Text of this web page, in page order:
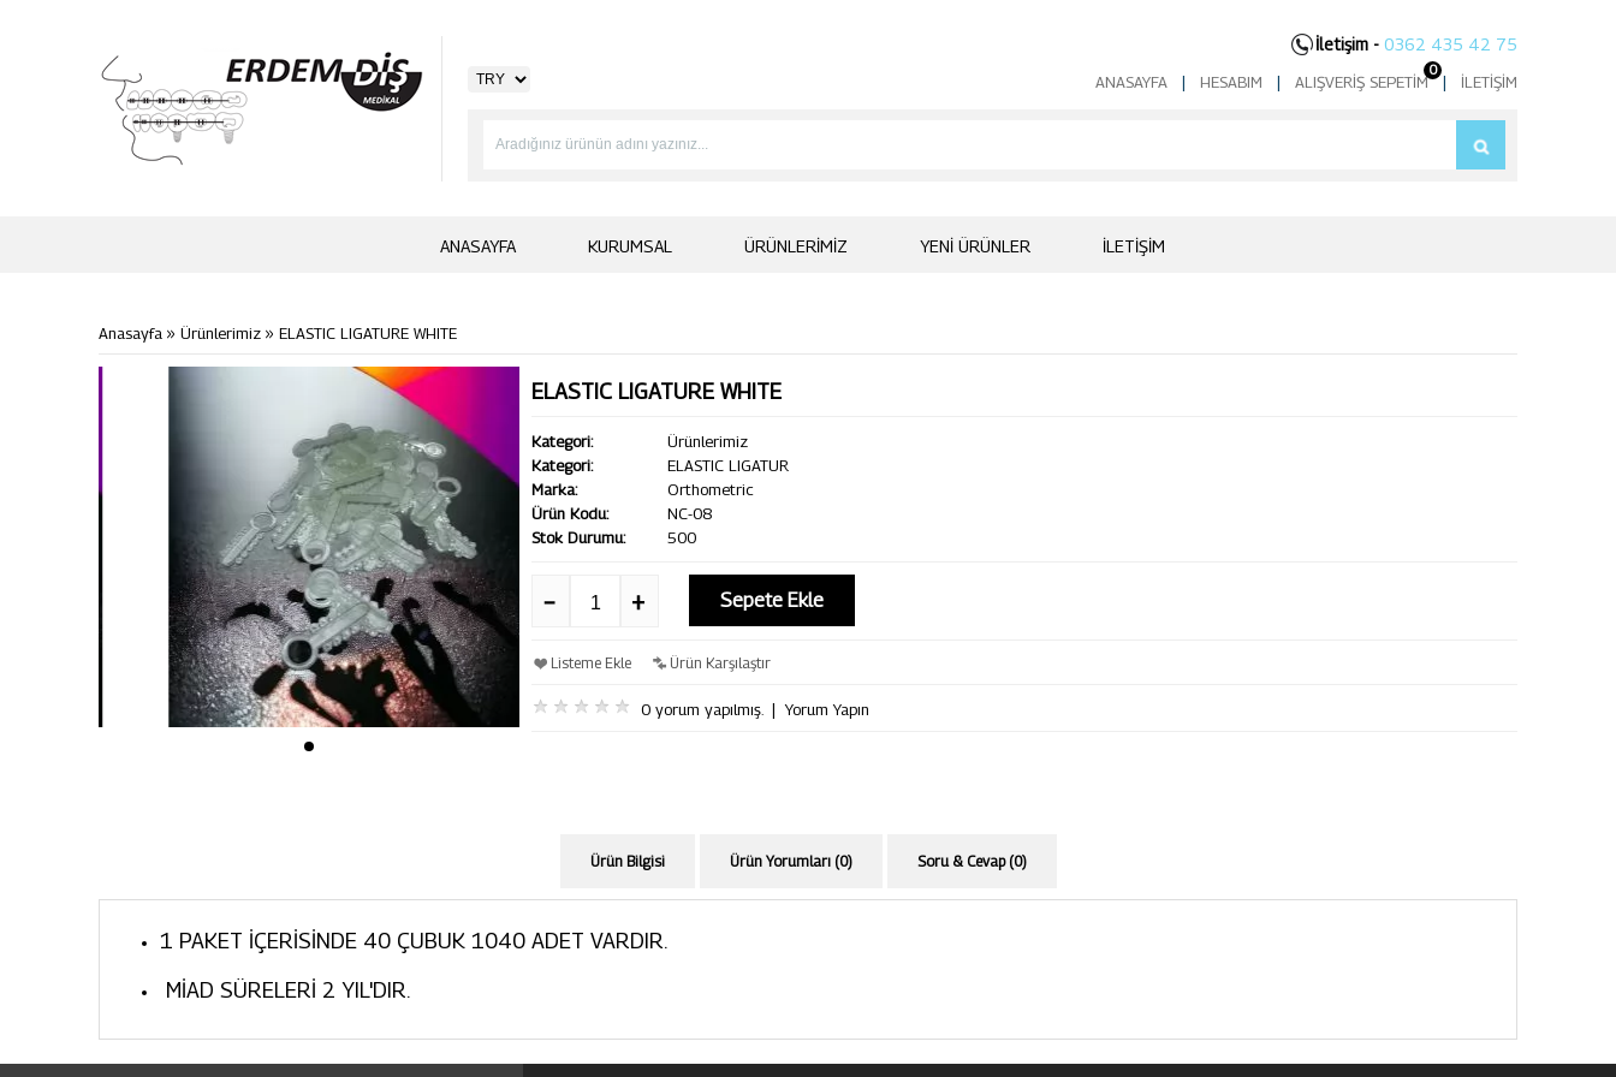
ANASAYFA | HESABIM | ALIŞVERIŞ SEPETIM| İLETIŞIM
İletişim - 0362 435 42 75
0
ANASAYFA KURUMSAL ÜRÜNLERIMIZ YENI ÜRÜNLER İLETIŞIM
Anasayfa » Ürünlerimiz » ELASTIC LIGATURE WHITE
ELASTIC LIGATURE WHITE
Kategori:
Ürünlerimiz
Kategori:
ELASTIC LIGATUR
Marka:
Orthometric
Ürün Kodu:
NC-08
Stok Durumu:
500
Sepete Ekle
Listeme Ekle Ürün Karşılaştır
0 yorum yapılmış. |Yorum Yapın
Ürün Bilgisi Ürün Yorumları (0) Soru & Cevap (0)
1 PAKET İÇERİSİNDE 40 ÇUBUK 1040 ADET VARDIR.
MİAD SÜRELERİ 2 YIL'DIR.